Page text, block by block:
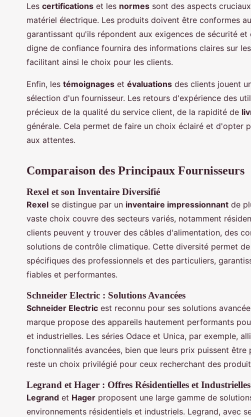
Les certifications et les normes sont des aspects
matériel électrique. Les produits doivent être conformes
garantissant qu'ils répondent aux exigences de sécurité
digne de confiance fournira des informations claires sur
facilitant ainsi le choix pour les clients.
Enfin, les témoignages et évaluations des clients jouent
sélection d'un fournisseur. Les retours d'expérience des
précieux de la qualité du service client, de la rapidité de
générale. Cela permet de faire un choix éclairé et d'opter
aux attentes.
Comparaison des Principaux Fournisseurs
Rexel et son Inventaire Diversifié
Rexel se distingue par un inventaire impressionnant de
vaste choix couvre des secteurs variés, notamment
clients peuvent y trouver des câbles d'alimentation, des
solutions de contrôle climatique. Cette diversité permet
spécifiques des professionnels et des particuliers,
fiables et performantes.
Schneider Electric : Solutions Avancées
Schneider Electric est reconnu pour ses solutions
marque propose des appareils hautement performants
et industrielles. Les séries Odace et Unica, par exemple,
fonctionnalités avancées, bien que leurs prix puissent être
reste un choix privilégié pour ceux recherchant des
Legrand et Hager : Offres Résidentielles et Industrielles
Legrand et Hager proposent une large gamme de
environnements résidentiels et industriels. Legrand, avec